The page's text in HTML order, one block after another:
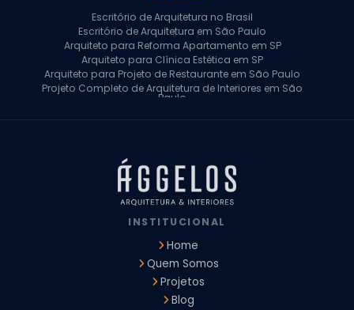
Escritório de Arquitetura no Brasil
Escritório de Arquitetura em São Paulo
Arquiteto para Reforma Apartamento em SP
Arquiteto para Clínica Estética em SP
Arquiteto para Projeto de Restaurante em São Paulo
Projeto Completo de Arquitetura de Interiores em São
Paulo
Arquiteto para Projeto Comercial em São Paulo
Arquiteto Comercial
Arquiteto para Reforma de Apartamento
Arquiteto para Reforma Residencial
Arquitetura para Reforma de Casas
Design de Interiores Apartamentos
Design de Interiores Residencial
Empresa de Arquitetura e Design
Empresas de Arquitetura e Design de Interiores
INSTITUCIONAL
Home
Quem Somos
Projetos
Blog